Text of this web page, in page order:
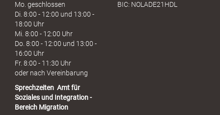
Mo. geschlossen
Di. 8:00 - 12:00 und 13:00 -
18:00 Uhr
Mi. 8:00 - 12:00 Uhr
Do. 8:00 - 12:00 und 13:00 -
16:00 Uhr
Fr. 8:00 - 11:30 Uhr
oder nach Vereinbarung
Sprechzeiten Amt für
Soziales und Integration -
Bereich Migration
BIC: NOLADE21HDL